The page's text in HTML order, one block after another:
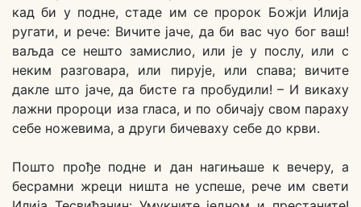
кад би у подне, стаде им се пророк Божји Илија
ругати, и рече: Вичите јаче, да би вас чуо бог ваш!
ваљда се нешто замислио, или је у послу, или с
неким разговара, или пирује, или спава; вичите
дакле што јаче, да бисте га пробудили! – И викаху
лажни пророци иза гласа, и по обичају свом параху
себе ножевима, а други бичеваху себе до крви.
Пошто прође подне и дан нагињаше к вечеру, а
бесрамни жреци ништа не успеше, рече им свети